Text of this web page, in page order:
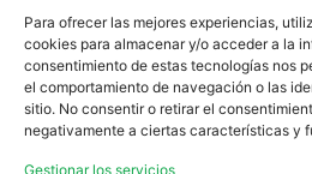
Para ofrecer las mejores experiencias,
cookies para almacenar y/o acceder a la
consentimiento de estas tecnologías nos
el comportamiento de navegación o las
sitio. No consentir o retirar el
negativamente a ciertas características y
Gestionar los servicios
Newsletter
Eco Multimedia
Contacto
SUSCRÍBETE A NUESTRO